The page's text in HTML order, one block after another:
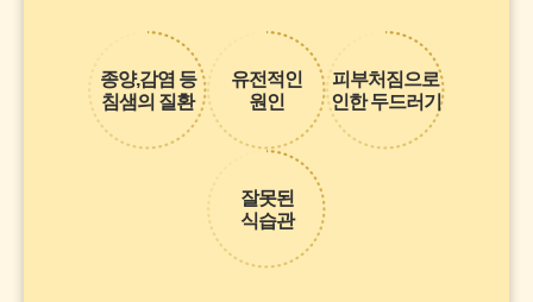
종양,감염 등
침샘의 질환
유전적인
원인
피부처짐으로
인한 두드러기
잘못된
식습관